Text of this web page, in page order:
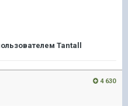
Tantall
4 630